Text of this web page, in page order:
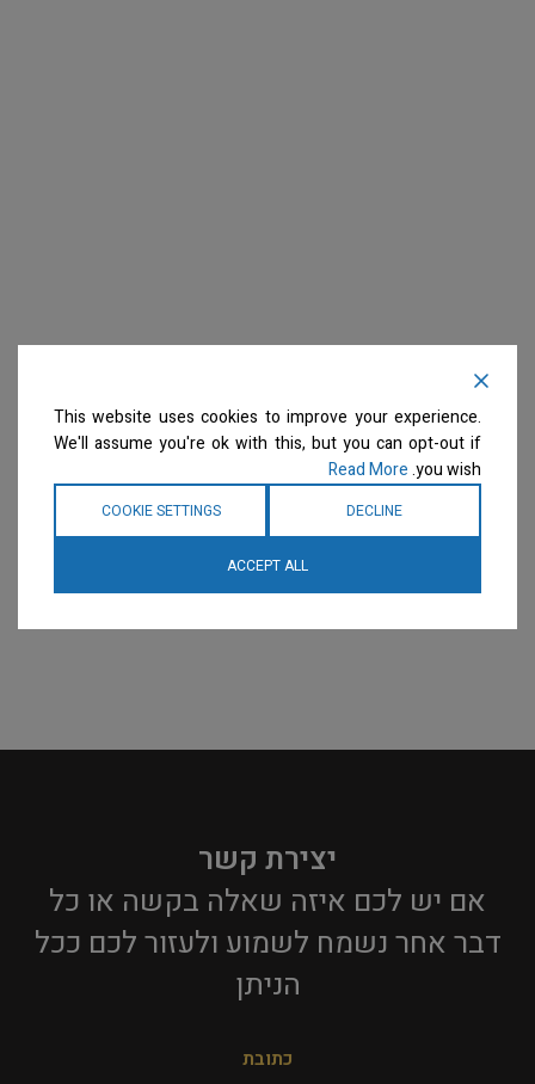
יצירת קשר
אם יש לכם איזה שאלה בקשה או כל
דבר אחר נשמח לשמוע ולעזור לכם ככל
הניתן​
כתובת
This website uses cookies to improve your experience.
We'll assume you're ok with this, but you can opt-out if
you wish.
Read More
DECLINE
COOKIE SETTINGS
ACCEPT ALL